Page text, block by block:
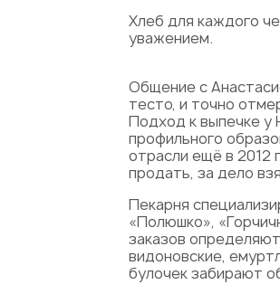
Хлеб для каждого
уважением.
Общение с
тесто, и точно
Подход к выпечке у
профильного
отрасли ещё в 2012
продать, за дело
Пекарня
«Полюшко»,
заказов
видоновские,
булочек забирают